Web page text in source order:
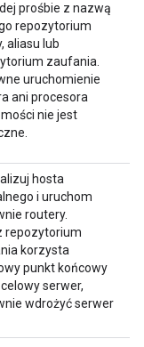
prośbie z nazwą
repozytorium
aliasu lub
zaufania.
uruchomienie
ani procesora
nie jest
hosta
i uruchom
routery.
repozytorium
korzysta
punkt końcowy
serwer,
wdrożyć serwer